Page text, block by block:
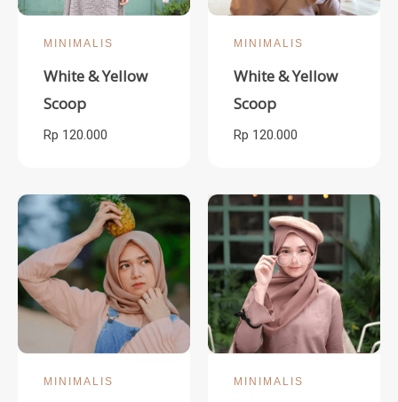
MINIMALIS
White & Yellow
Scoop
Rp 120.000
MINIMALIS
White & Yellow
Scoop
Rp 120.000
MINIMALIS MINIMALIS